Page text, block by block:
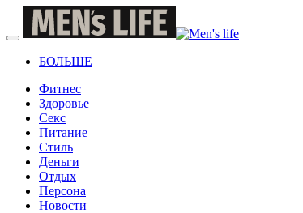
БОЛЬШЕ
Фитнес
Здоровье
Секс
Питание
Стиль
Деньги
Отдых
Персона
Новости